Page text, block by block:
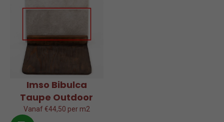
Imso Bibulca
Taupe Outdoor
Vanaf €44,50 per m2